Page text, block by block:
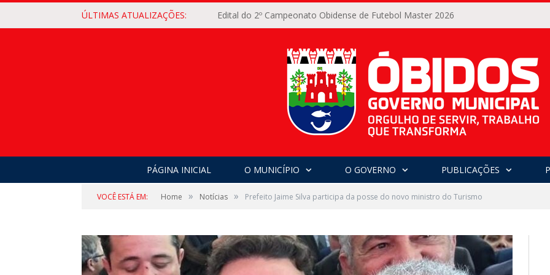
ÚLTIMAS ATUALIZAÇÕES: Edital do 2º Campeonato Obidense de Futebol Master 2026
PÁGINA INICIAL O MUNICÍPIO O GOVERNO PUBLICAÇÕES
VOCÊ ESTÁ EM: Home » Notícias » Prefeito Jaime Silva participa da posse do novo ministro do Turismo